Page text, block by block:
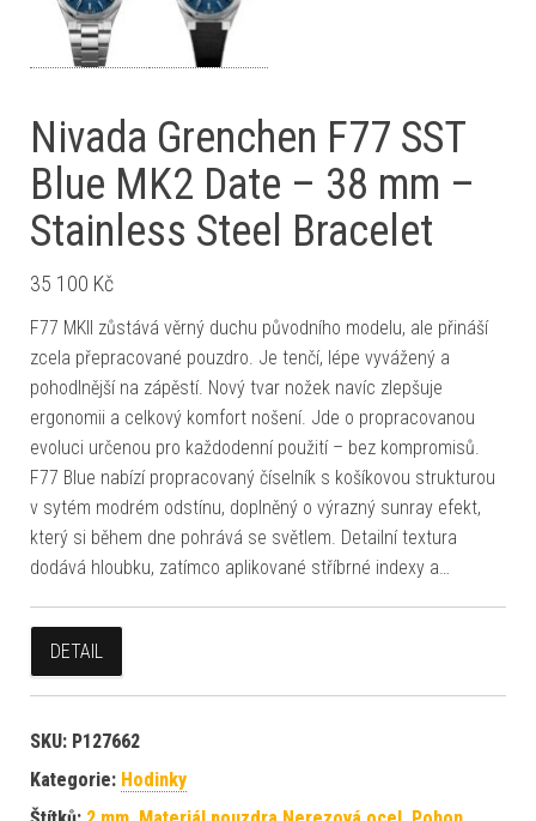
Nivada Grenchen F77 SST
Blue MK2 Date – 38 mm –
Stainless Steel Bracelet
35 100 Kč
F77 MKII zůstává věrný duchu původního modelu, ale přináší
zcela přepracované pouzdro. Je tenčí, lépe vyvážený a
pohodlnější na zápěstí. Nový tvar nožek navíc zlepšuje
ergonomii a celkový komfort nošení. Jde o propracovanou
evoluci určenou pro každodenní použití – bez kompromisů.
F77 Blue nabízí propracovaný číselník s košíkovou strukturou
v sytém modrém odstínu, doplněný o výrazný sunray efekt,
který si během dne pohrává se světlem. Detailní textura
dodává hloubku, zatímco aplikované stříbrné indexy a…
DETAIL
SKU: P127662
Kategorie: Hodinky